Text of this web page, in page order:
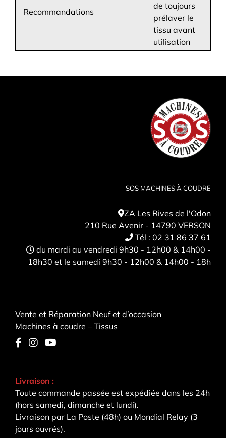
Recommandations
de toujours
prélaver le
tissu avant
utilisation
SOS MACHINES À COUDRE
ZA Les Rives de l'Odon
210 Rue Avenir - 14790 VERSON
Tél : 02 31 86 37 61
du mardi au vendredi 9h30 - 12h00 & 14h00 -
18h30 et le samedi 9h30 - 12h00 & 14h00 - 18h
Vente et Réparation Neuf et d’occasion
Machines à coudre – Tissus
Livraison :
Toute commande passée est expédiée dans les 24h
(hors samedi, dimanche et lundi).
Livraison par La Poste (48h) ou Mondial Relay (3
jours ouvrés).